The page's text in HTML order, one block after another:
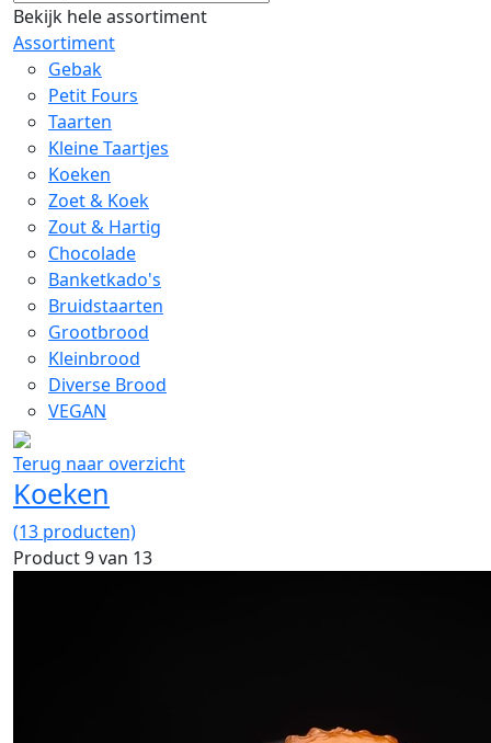
Bekijk hele assortiment
Assortiment
Gebak
Petit Fours
Taarten
Kleine Taartjes
Koeken
Zoet & Koek
Zout & Hartig
Chocolade
Banketkado's
Bruidstaarten
Grootbrood
Kleinbrood
Diverse Brood
VEGAN
Terug naar overzicht
Koeken
(13 producten)
Product 9 van 13